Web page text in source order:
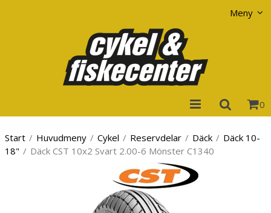
Meny
0
Start / Huvudmeny / Cykel / Reservdelar / Däck / Däck 10-
18" / Däck CST 10x2 Svart 2.00-6 Mönster C1340